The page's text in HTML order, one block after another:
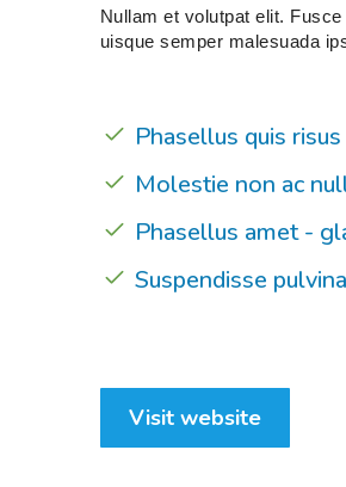
Nullam et volutpat elit.
uisque semper malesuada
Phasellus quis
Molestie non ac
Phasellus amet -
Suspendisse
Visit website